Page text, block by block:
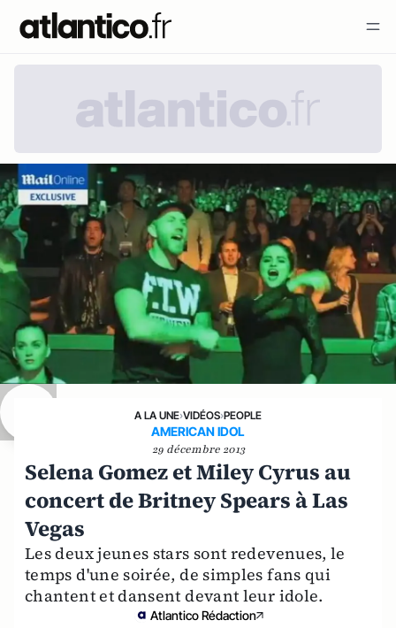
A LA UNE›VIDÉOS›PEOPLE
AMERICAN IDOL
29 décembre 2013
Selena Gomez et Miley Cyrus au
concert de Britney Spears à Las
Vegas
Les deux jeunes stars sont redevenues, le
temps d'une soirée, de simples fans qui
chantent et dansent devant leur idole.
Atlantico Rédaction